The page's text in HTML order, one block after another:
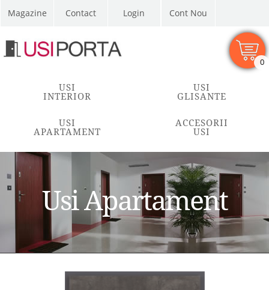
Magazine Contact Cont Nou
0
USI
INTERIOR
USI
GLISANTE
USI
APARTAMENT
ACCESORII
USI
Usi Apartament